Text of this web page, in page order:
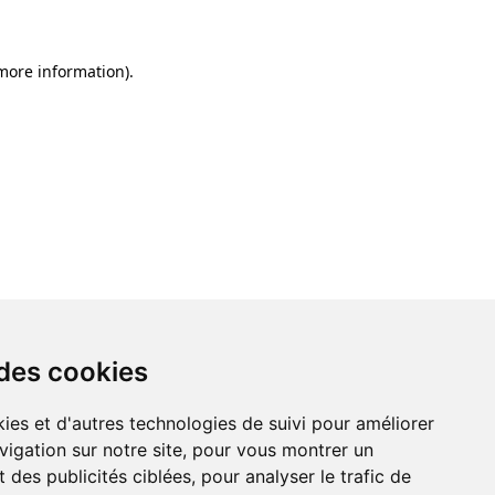
cookies
et d'autres technologies de suivi pour améliorer
sur notre site, pour vous montrer un
des publicités ciblées, pour analyser le trafic de
information).